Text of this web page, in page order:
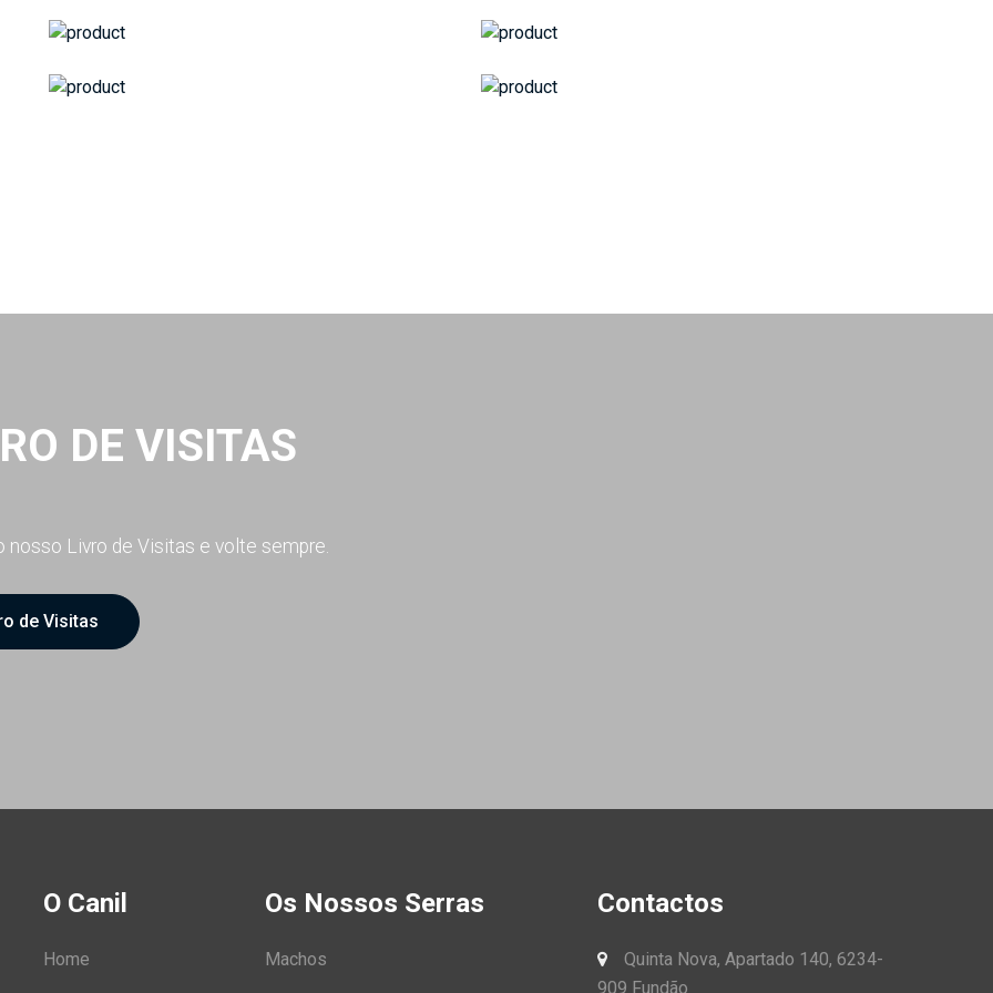
DE VISITAS
nosso Livro de Visitas e volte sempre.
de Visitas
O Canil
Home
Os Nossos Serras
Machos
Contactos
Quinta Nova, Apartado 140, 6234-
909 Fundão